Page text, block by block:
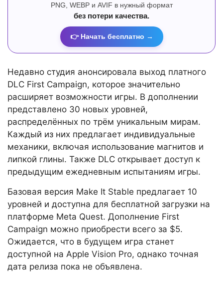
PNG, WEBP и AVIF в нужный формат
без потери качества.
👉 Начать бесплатно →
Недавно студия анонсировала выход платного
DLC First Campaign, которое значительно
расширяет возможности игры. В дополнении
представлено 30 новых уровней,
распределённых по трём уникальным мирам.
Каждый из них предлагает индивидуальные
механики, включая использование магнитов и
липкой глины. Также DLC открывает доступ к
предыдущим ежедневным испытаниям игры.
Базовая версия Make It Stable предлагает 10
уровней и доступна для бесплатной загрузки на
платформе Meta Quest. Дополнение First
Campaign можно приобрести всего за $5.
Ожидается, что в будущем игра станет
доступной на Apple Vision Pro, однако точная
дата релиза пока не объявлена.